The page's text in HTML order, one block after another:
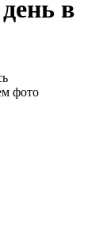
в
фото